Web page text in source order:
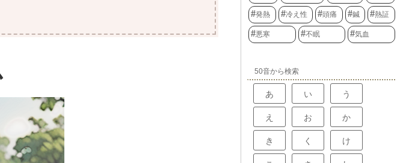
発熱 冷え性 頭痛 鍼 熱証
悪寒 不眠 気血
50音から検索
あ い う
え お か
き く け